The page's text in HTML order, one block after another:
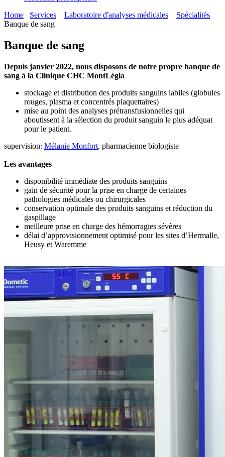
Home
Services Laboratoire d'analyses médicales
Spécialités
Banque de sang
Banque de sang
Depuis janvier 2022, nous disposons de notre propre banque de
sang à la Clinique CHC MontLégia
stockage et distribution des produits sanguins labiles (globules
rouges, plasma et concentrés plaquettaires)
mise au point des analyses prétransfusionnelles qui
aboutissent à la sélection du produit sanguin le plus adéquat
pour le patient.
supervision: Mélanie Monfort, pharmacienne biologiste
Les avantages
disponibilité immédiate des produits sanguins
gain de sécurité pour la prise en charge de certaines
pathologies médicales ou chirurgicales
conservation optimale des produits sanguins et réduction du
gaspillage
meilleure prise en charge des hémorragies sévères
délai d’approvisionnement optimisé pour les sites d’Hermalle,
Heusy et Waremme